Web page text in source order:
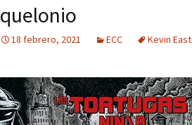
quelonio
18 febrero, 2021 ECC Kevin